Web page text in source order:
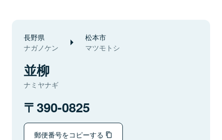
長野県
ナガノケン
松本市
マツモトシ
並柳
ナミヤナギ
390-0825
郵便番号をコピーする